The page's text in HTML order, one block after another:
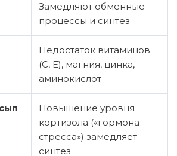
Замедляют обменные
процессы и синтез
Недостаток витаминов
(C, E), магния, цинка,
аминокислот
Повышение уровня
кортизола («гормона
стресса») замедляет
синтез